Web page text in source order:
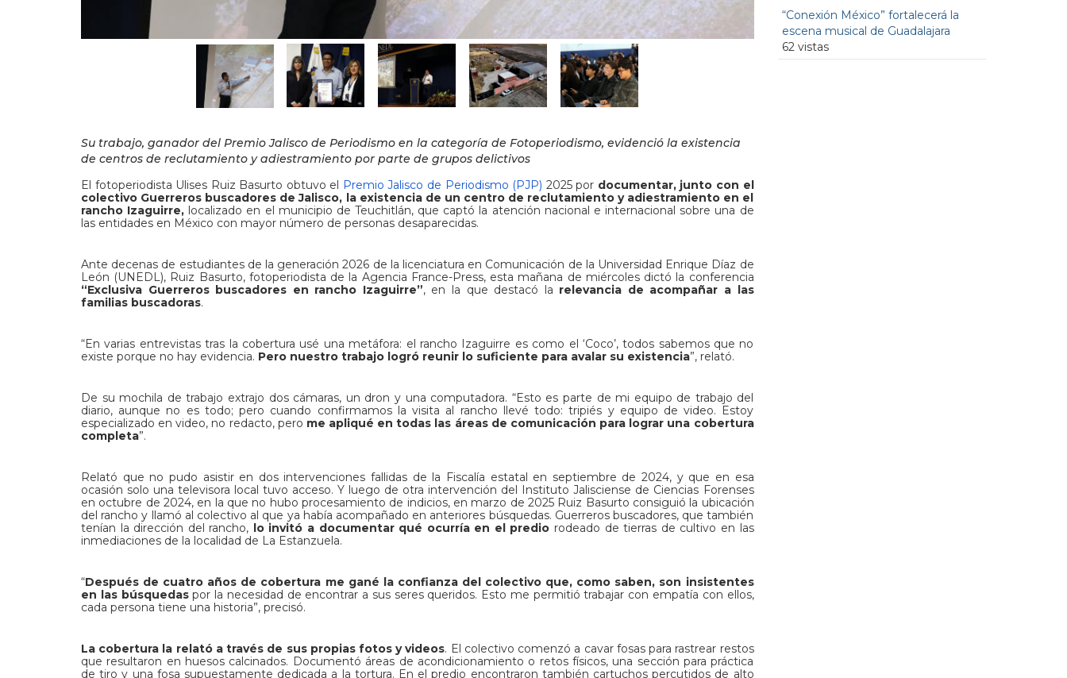
Su trabajo, ganador del Premio Jalisco de Periodismo en la categoría de Fotoperiodismo, evidenció la existencia
de centros de reclutamiento y adiestramiento por parte de grupos delictivos
El fotoperiodista Ulises Ruiz Basurto obtuvo el Premio Jalisco de Periodismo (PJP) 2025 por documentar, junto con el
colectivo Guerreros buscadores de Jalisco, la existencia de un centro de reclutamiento y adiestramiento en el
rancho Izaguirre, localizado en el municipio de Teuchitlán, que captó la atención nacional e internacional sobre una de
las entidades en México con mayor número de personas desaparecidas.
Ante decenas de estudiantes de la generación 2026 de la licenciatura en Comunicación de la Universidad Enrique Díaz de
León (UNEDL), Ruiz Basurto, fotoperiodista de la Agencia France-Press, esta mañana de miércoles dictó la conferencia
“Exclusiva Guerreros buscadores en rancho Izaguirre”, en la que destacó la relevancia de acompañar a las
familias buscadoras.
“En varias entrevistas tras la cobertura usé una metáfora: el rancho Izaguirre es como el ‘Coco’, todos sabemos que no
existe porque no hay evidencia. Pero nuestro trabajo logró reunir lo suficiente para avalar su existencia”, relató.
De su mochila de trabajo extrajo dos cámaras, un dron y una computadora. “Esto es parte de mi equipo de trabajo del
diario, aunque no es todo; pero cuando confirmamos la visita al rancho llevé todo: tripiés y equipo de video. Estoy
especializado en video, no redacto, pero me apliqué en todas las áreas de comunicación para lograr una cobertura
completa”.
Relató que no pudo asistir en dos intervenciones fallidas de la Fiscalía estatal en septiembre de 2024, y que en esa
ocasión solo una televisora local tuvo acceso. Y luego de otra intervención del Instituto Jalisciense de Ciencias Forenses
en octubre de 2024, en la que no hubo procesamiento de indicios, en marzo de 2025 Ruiz Basurto consiguió la ubicación
del rancho y llamó al colectivo al que ya había acompañado en anteriores búsquedas. Guerreros buscadores, que también
tenían la dirección del rancho, lo invitó a documentar qué ocurría en el predio rodeado de tierras de cultivo en las
inmediaciones de la localidad de La Estanzuela.
“Después de cuatro años de cobertura me gané la confianza del colectivo que, como saben, son insistentes
en las búsquedaspor la necesidad de encontrar a sus seres queridos. Esto me permitió trabajar con empatía con ellos,
cada persona tiene una historia”, precisó.
La cobertura la relató a través de sus propias fotos y videos. El colectivo comenzó a cavar fosas para rastrear restos
que resultaron en huesos calcinados. Documentó áreas de acondicionamiento o retos físicos, una sección para práctica
de tiro y una fosa supuestamente dedicada a la tortura. En el predio encontraron también cartuchos percutidos de alto
“Conexión México” fortalecerá la
escena musical de Guadalajara
62 vistas